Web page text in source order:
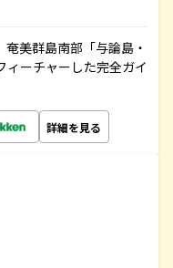
美群島南部「与論島・
ーチャーした完全ガイ
詳細を見る